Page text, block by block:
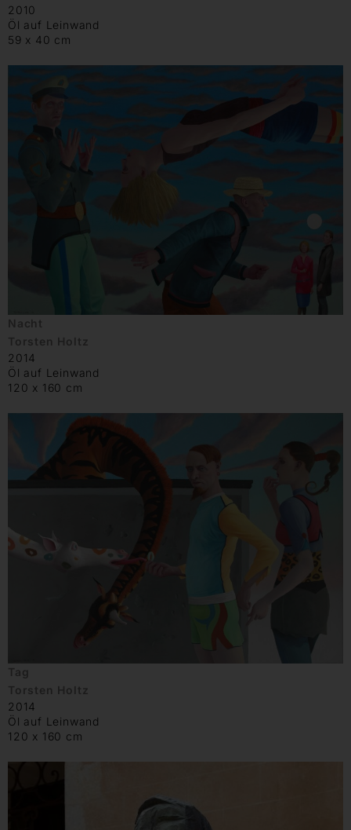
2010
Öl auf Leinwand
59 x 40 cm
Nacht
Torsten Holtz
2014
Öl auf Leinwand
120 x 160 cm
Tag
Torsten Holtz
2014
Öl auf Leinwand
120 x 160 cm